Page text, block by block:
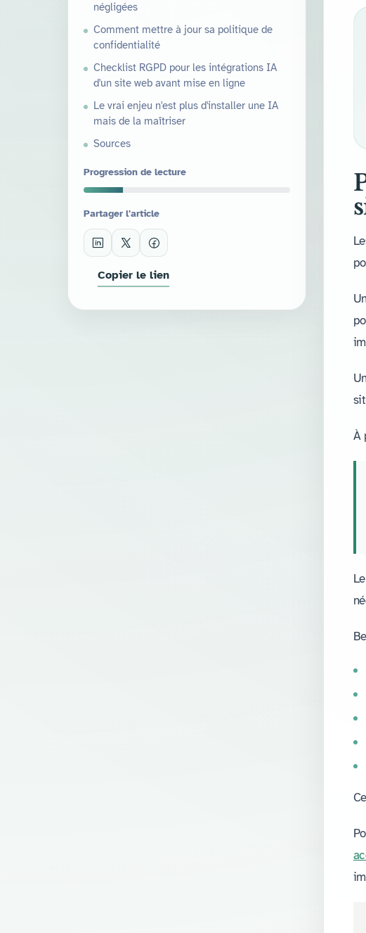
négligées
Comment mettre à jour sa politique de
confidentialité
Checklist RGPD pour les intégrations IA
d'un site web avant mise en ligne
Le vrai enjeu n'est plus d'installer une IA
mais de la maîtriser
Sources
Progression de lecture
Partager l'article
Copier le lien
À